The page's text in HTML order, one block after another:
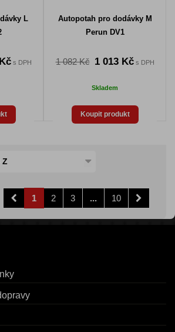
L
s DPH
Autopotah pro dodávky M
Perun DV1
1 082 Kč 1 013 Kčs DPH
Skladem
Koupit produkt
Z
1 2 3 ... 10